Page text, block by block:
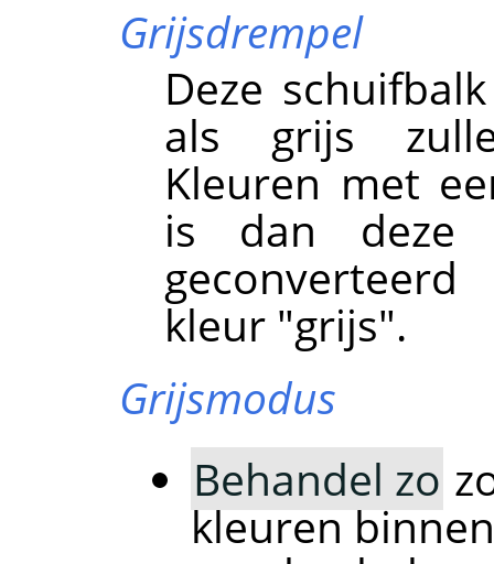
Grijsdrempel
Deze
als grijs
Kleuren met
is dan deze
kleur "grijs".
Grijsmodus
Behandel zo
kleuren